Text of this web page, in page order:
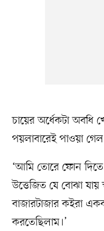
চায়ের অর্ধেকটা অবধি
পয়লাবারেই পাওয়া
‘আমি তোরে ফোন
উত্তেজিত যে বোঝা
বাজারটাজার কইরা
করতেছিলাম।’